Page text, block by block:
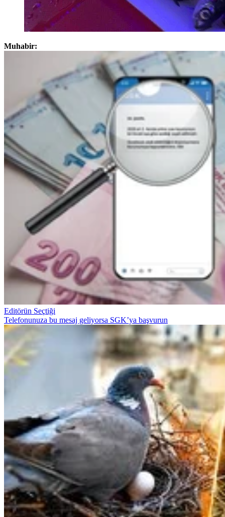
Muhabir:
Editörün Seçtiği
Telefonunuza bu mesaj geliyorsa SGK’ya başvurun